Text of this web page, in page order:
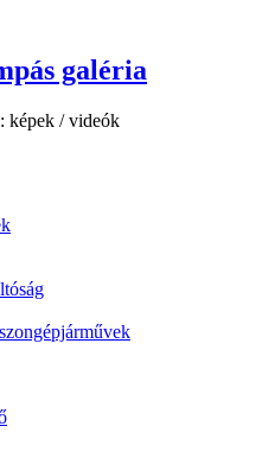
galéria
képek / videók